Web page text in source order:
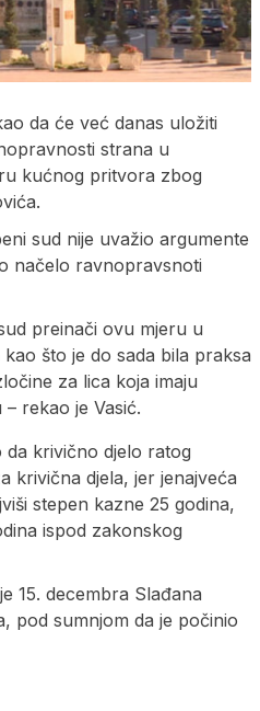
da će već danas uložiti
strana u
kućnog pritvora zbog
sud nije uvažio argumente
načelo ravnopravsnoti
preinači ovu mjeru u
što je do sada bila praksa
za lica koja imaju
rekao je Vasić.
da krivično djelo ratog
krivična djela, jer jenajveća
stepen kazne 25 godina,
ispod zakonskog
15. decembra Slađana
pod sumnjom da je počinio